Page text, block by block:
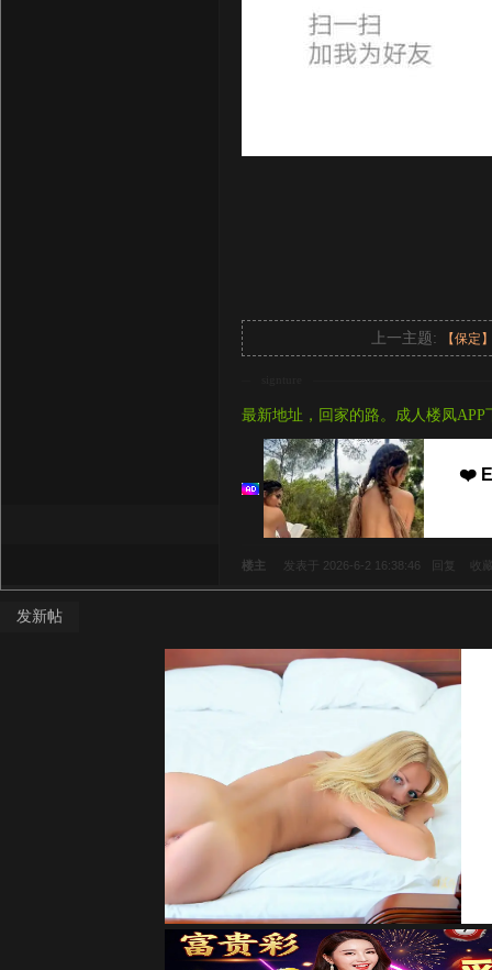
上一主题: 【保定
最新地址，回家的路。成人楼凤APP
❤️
楼主 发表于 2026-6-2 16:38:46 回复 收
发新帖